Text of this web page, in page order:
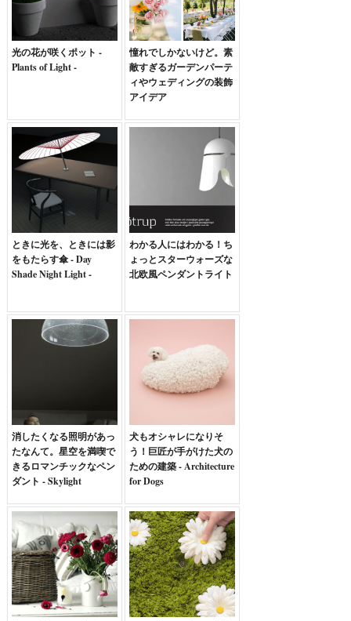
光の花が咲くポット -
Plants of Light -
憧れでしかないけど。素
敵すぎるガーデンパーテ
ィやウェディングの装飾
アイデア
ときに光を、ときには影
をもたらす傘 - Day
Shade Night Light -
わかる人にはわかる！ち
ょっとスターウォーズな
北欧風ペンダントライト
消したくなる照明があっ
たなんて。星空を満喫で
きるロマンチックなペン
ダント - Skylight
犬もオシャレになりそ
う！巨匠が手がけた犬の
ための建築 - Architecture
for Dogs